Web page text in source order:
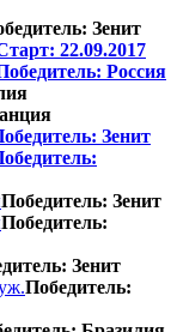
Зенит
22.09.2017
Россия
Зенит
Победитель: Зенит
Победитель:
Зенит
Победитель: